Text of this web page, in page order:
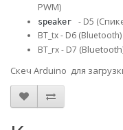
PWM)
speaker - D5 (
BT_tx - D6 (Bluetooth)
BT_rx - D7
​Скеч Arduino для